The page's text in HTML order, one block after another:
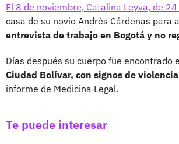
El 8 de noviembre, Catalina Leyva, de 24
casa de su novio Andrés Cárdenas para
entrevista de trabajo en Bogotá y no
Días después su cuerpo fue encontrado
Ciudad Bolívar, con signos de
informe de Medicina Legal.
Te puede interesar